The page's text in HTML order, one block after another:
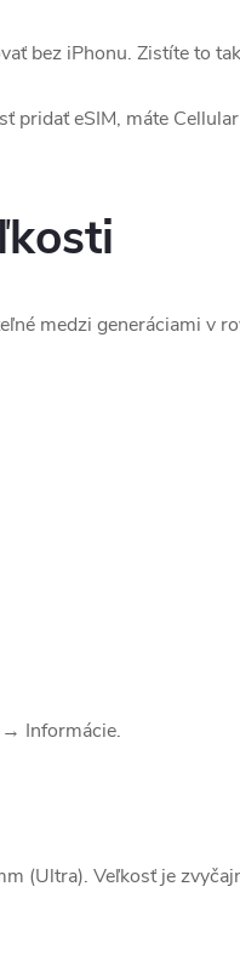
bez iPhonu. Zistíte to
pridať eSIM, máte
medzi generáciami v
→ Informácie.
Veľkosť je